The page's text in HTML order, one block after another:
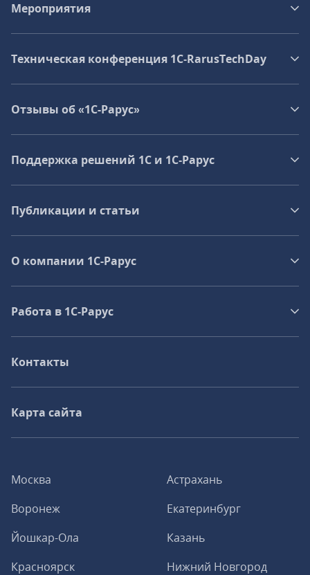
Москва
Астрахань
Воронеж
Екатеринбург
Йошкар-Ола
Казань
Красноярск
Нижний Новгород
Мероприятия
Техническая конференция 1C‑RarusTechDay
Отзывы об «1С-Рарус»
Поддержка решений 1С и 1С‑Рарус
Публикации и статьи
О компании 1C-Рарус
Работа в 1С‑Рарус
Контакты
Карта сайта